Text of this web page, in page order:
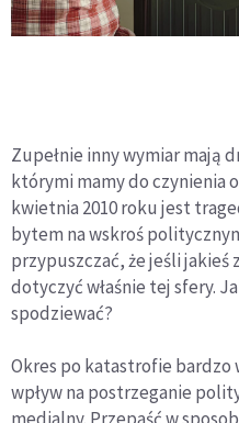
Zupełnie inny wymiar mają
którymi mamy do czynienia
kwietnia 2010 roku jest
bytem na wskroś
przypuszczać, że jeśli jakieś
dotyczyć właśnie tej sfery.
spodziewać?
Okres po katastrofie bardzo
wpływ na postrzeganie